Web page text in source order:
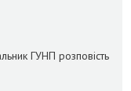
ГУНП розповість